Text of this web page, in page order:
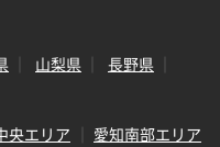
山梨県
長野県
央エリア
愛知南部エリア